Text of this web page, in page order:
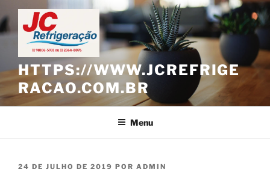
Pular
para
o
conteúdo
HTTPS://WWW.JCREFRIGE
RACAO.COM.BR
Menu
PUBLICADO
24 DE JULHO DE 2019 POR ADMIN